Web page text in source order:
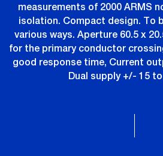
measurements of 2000 ARMS
isolation. Compact design. To
various ways. Aperture 60.5 x
for the primary conductor
good response time, Current
Dual supply +/- 15